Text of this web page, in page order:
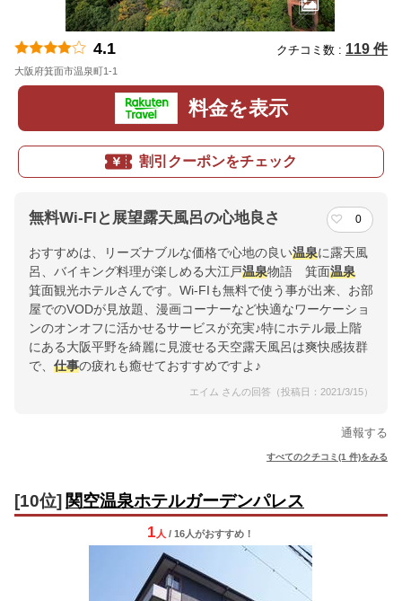
4.1 クチコミ数 : 119 件
大阪府箕面市温泉町1-1
料金を表示
割引クーポンをチェック
無料Wi-FIと展望露天風呂の心地良さ 0
おすすめは、リーズナブルな価格で心地の良い温泉に露天風
呂、バイキング料理が楽しめる大江戸温泉物語 箕面温泉
箕面観光ホテルさんです。Wi-FIも無料で使う事が出来、お部
屋でのVОDが見放題、漫画コーナーなど快適なワーケーショ
ンのオンオフに活かせるサービスが充実♪特にホテル最上階
にある大阪平野を綺麗に見渡せる天空露天風呂は爽快感抜群
で、 仕事の疲れも癒せておすすめですよ♪
エイム さんの回答（投稿日：2021/3/15）
通報する
すべてのクチコミ(1 件)をみる
[10位] 関空温泉ホテルガーデンパレス
1 人 / 16人がおすすめ！